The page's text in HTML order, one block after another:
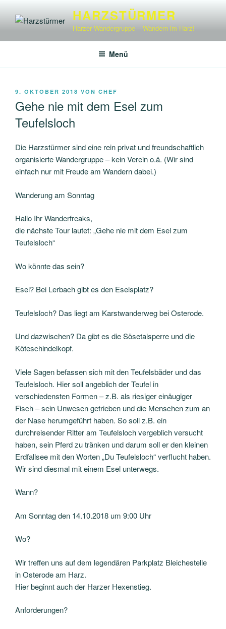
Inhalt
HARZSTÜRMER
Harzer Wandergruppe – Wandern im Harz!
Menü
VERÖFFENTLICHT
9. OKTOBER 2018 VON CHEF
Gehe nie mit dem Esel zum
Teufelsloch
Die Harzstürmer sind eine rein privat und freundschaftlich
organisierte Wandergruppe – kein Verein o.ä. (Wir sind
einfach nur mit Freude am Wandern dabei.)
Wanderung am Sonntag
Hallo Ihr Wanderfreaks,
die nächste Tour lautet: „Gehe nie mit dem Esel zum
Teufelsloch“
Wo könnte das sein?
Esel? Bei Lerbach gibt es den Eselsplatz?
Teufelsloch? Das liegt am Karstwanderweg bei Osterode.
Und dazwischen? Da gibt es die Sösetalsperre und die
Köteschindelkopf.
Viele Sagen befassen sich mit den Teufelsbäder und das
Teufelsloch. Hier soll angeblich der Teufel in
verschiedensten Formen – z.B. als riesiger einäugiger
Fisch – sein Unwesen getrieben und die Menschen zum an
der Nase herumgeführt haben. So soll z.B. ein
durchreisender Ritter am Teufelsloch vergeblich versucht
haben, sein Pferd zu tränken und darum soll er den kleinen
Erdfallsee mit den Worten „Du Teufelsloch“ verflucht haben.
Wir sind diesmal mit einem Esel unterwegs.
Wann?
Am Sonntag den 14.10.2018 um 9:00 Uhr
Wo?
Wir treffen uns auf dem legendären Parkplatz Bleichestelle
in Osterode am Harz.
Hier beginnt auch der Harzer Hexenstieg.
Anforderungen?